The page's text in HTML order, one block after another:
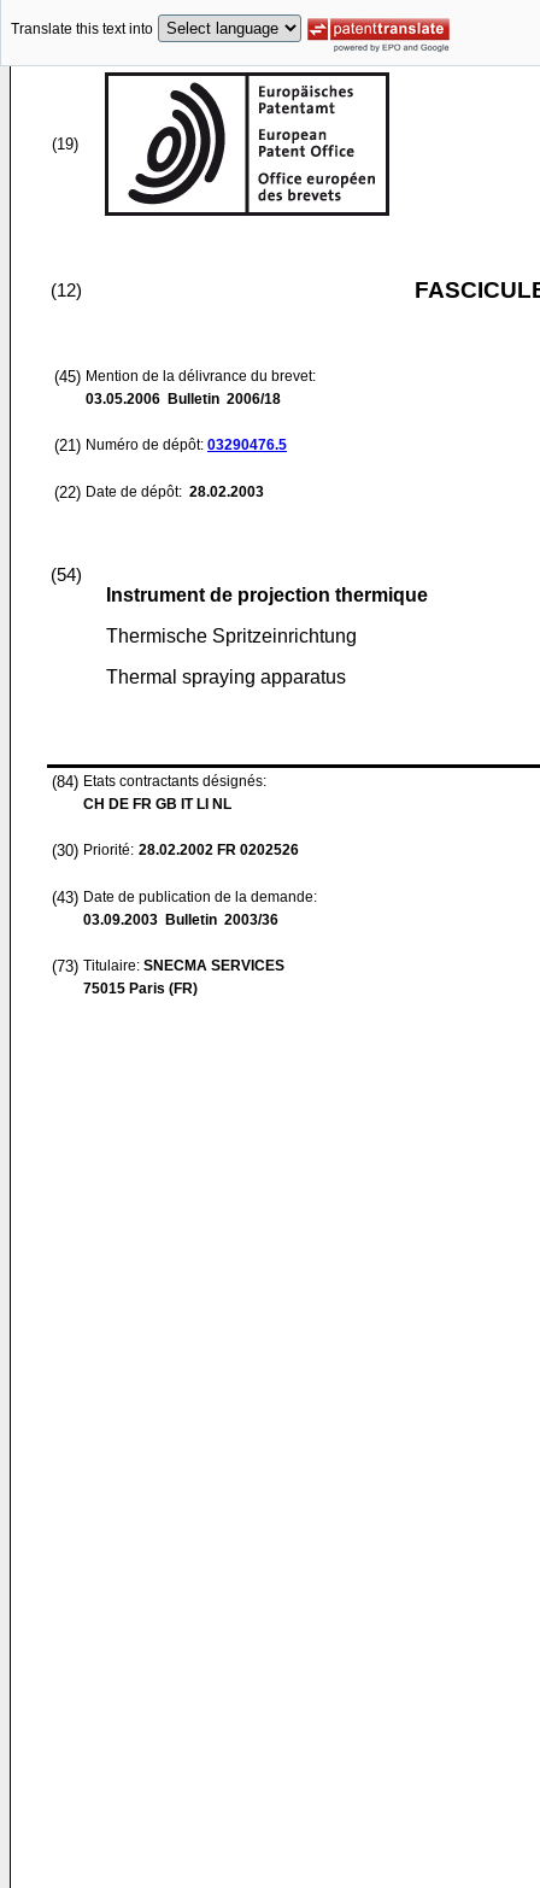
Translate this text into
(19)
(12)
(45) Mention de la délivrance du brevet:
03.05.2006 Bulletin 2006/18
(21) Numéro de dépôt: 03290476.5
(22) Date de dépôt: 28.02.2003
(54)
Instrument de projection thermique
Thermische Spritzeinrichtung
Thermal spraying apparatus
(84) Etats contractants désignés:
CH DE FR GB IT LI NL
(30) Priorité: 28.02.2002 FR 0202526
(43) Date de publication de la demande:
03.09.2003 Bulletin 2003/36
(73) Titulaire: SNECMA SERVICES
75015 Paris (FR)